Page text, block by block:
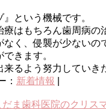
という機械です。
はもちろん歯周病の
く、侵襲が少ないの
きます。
るよう努力していき
： 新着情報
だま歯科医院のクリス